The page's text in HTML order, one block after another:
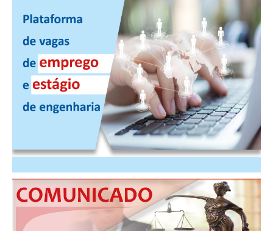
NOTÍCIAS
CONTEÚDO ESPECIAL
JORNAL DO ENGENHEIRO
SEESP NOTÍCIAS
NOTÍCIAS NO WHATSAPP
FOTOS